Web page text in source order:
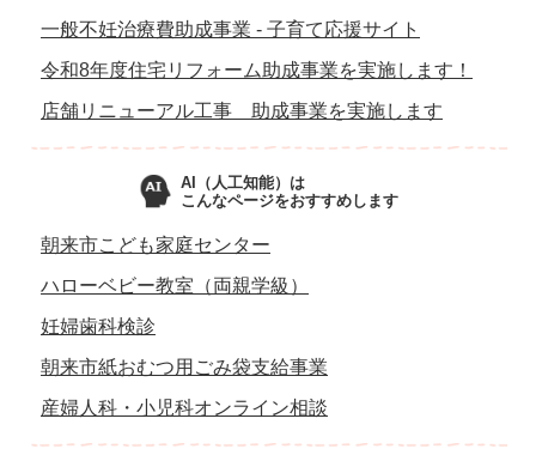
一般不妊治療費助成事業 - 子育て応援サイト
令和8年度住宅リフォーム助成事業を実施します！
店舗リニューアル工事 助成事業を実施します
AI（人工知能）は
こんなページをおすすめします
朝来市こども家庭センター
ハローベビー教室（両親学級）
妊婦歯科検診
朝来市紙おむつ用ごみ袋支給事業
産婦人科・小児科オンライン相談